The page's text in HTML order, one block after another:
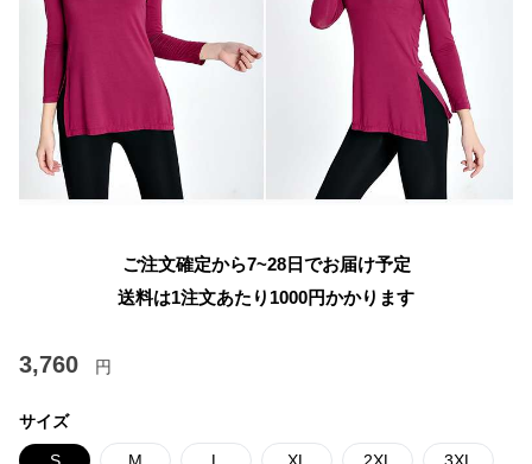
ご注文確定から7~28日でお届け予定
送料は1注文あたり 1000円かかります
3,760 円
サイズ